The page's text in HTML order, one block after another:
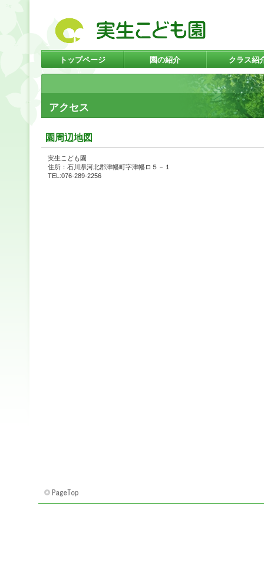
アクセス
園周辺地図
実生こども園
住所：石川県河北郡津幡町字津幡ロ５－１
TEL:076-289-2256
トップページ 園の紹介 クラス紹